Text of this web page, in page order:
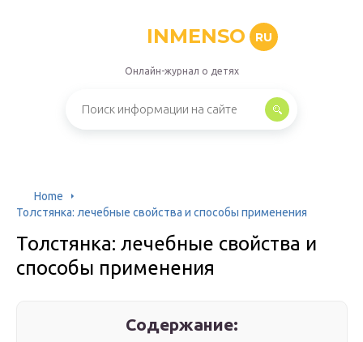
INMENSO RU
Онлайн-журнал о детях
Home
Толстянка: лечебные свойства и способы применения
Толстянка: лечебные свойства и
способы применения
Содержание: